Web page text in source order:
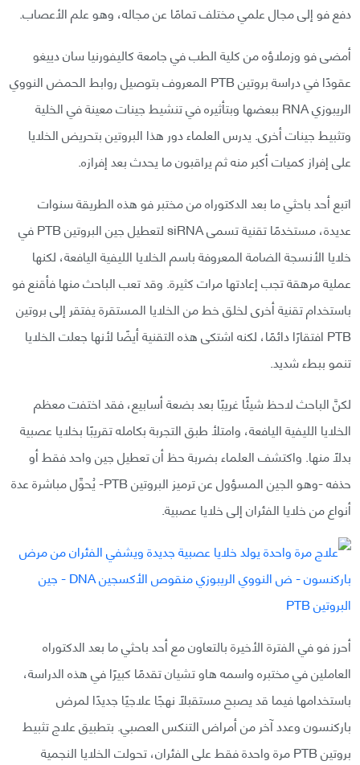
دفع فو إلى مجال علمي مختلف تمامًا عن مجاله، وهو علم الأعصاب.
أمضى فو وزملاؤه من كلية الطب في جامعة كاليفورنيا سان دييغو
عقودًا في دراسة بروتين PTB المعروف بتوصيل روابط الحمض النووي
الريبوزي RNA ببعضها وبتأثيره في تنشيط جينات معينة في الخلية
وتثبيط جينات أخرى. يدرس العلماء دور هذا البروتين بتحريض الخلايا
على إفراز كميات أكبر منه ثم يراقبون ما يحدث بعد إفرازه.
اتبع أحد باحثي ما بعد الدكتوراه من مختبر فو هذه الطريقة سنوات
عديدة، مستخدمًا تقنية تسمى siRNA لتعطيل جين البروتين PTB في
خلايا الأنسجة الضامة المعروفة باسم الخلايا الليفية اليافعة، لكنها
عملية مرهقة تجب إعادتها مرات كثيرة. وقد تعب الباحث منها فأقنع فو
باستخدام تقنية أخرى لخلق خط من الخلايا المستقرة يفتقر إلى بروتين
PTB افتقارًا دائمًا، لكنه اشتكى هذه التقنية أيضًا لأنها جعلت الخلايا
تنمو ببطء شديد.
لكنَّ الباحث لاحظ شيئًا غريبًا بعد بضعة أسابيع، فقد اختفت معظم
الخلايا الليفية اليافعة، وامتلأ طبق التجربة بكامله تقريبًا بخلايا عصبية
بدلًا منها. واكتشف العلماء بضربة حظ أن تعطيل جين واحد فقط أو
حذفه -وهو الجين المسؤول عن ترميز البروتين PTB- يُحوِّل مباشرة عدة
أنواع من خلايا الفئران إلى خلايا عصبية.
أحرز فو في الفترة الأخيرة بالتعاون مع أحد باحثي ما بعد الدكتوراه
العاملين في مختبره واسمه هاو تشيان تقدمًا كبيرًا في هذه الدراسة،
باستخدامها فيما قد يصبح مستقبلًا نهجًا علاجيًا جديدًا لمرض
باركنسون وعدد آخر من أمراض التنكس العصبي. بتطبيق علاج تثبيط
بروتين PTB مرة واحدة فقط على الفئران، تحولت الخلايا النجمية